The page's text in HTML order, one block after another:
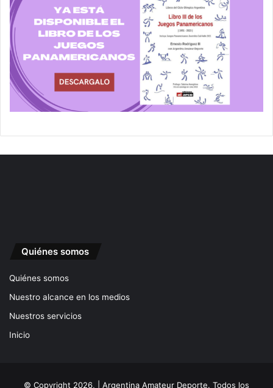
Quiénes somos
Quiénes somos
Nuestro alcance en los medios
Nuestros servicios
Inicio
© Copyright 2026, | Argentina Amateur Deporte. Todos los